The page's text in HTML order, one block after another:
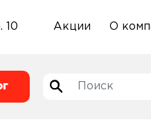
10 Акции О